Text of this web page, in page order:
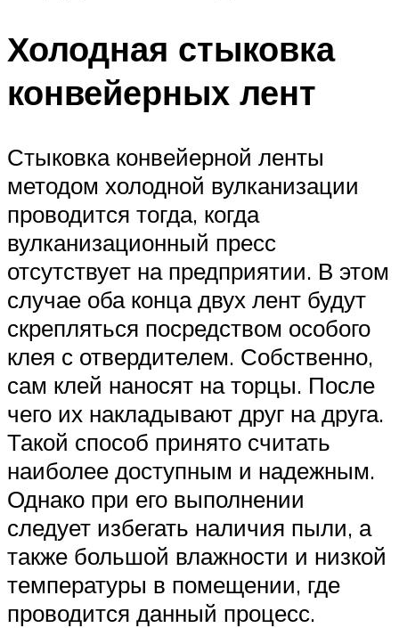
Холодная стыковка
конвейерных лент
Стыковка конвейерной ленты
методом холодной вулканизации
проводится тогда, когда
вулканизационный пресс
отсутствует на предприятии. В этом
случае оба конца двух лент будут
скрепляться посредством особого
клея с отвердителем. Собственно,
сам клей наносят на торцы. После
чего их накладывают друг на друга.
Такой способ принято считать
наиболее доступным и надежным.
Однако при его выполнении
следует избегать наличия пыли, а
также большой влажности и низкой
температуры в помещении, где
проводится данный процесс.